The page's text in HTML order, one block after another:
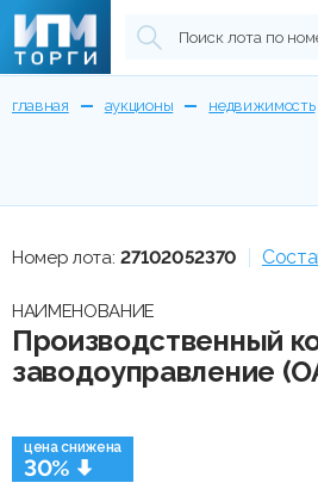
главная аукционы недвижимость
цена снижена
30%
Номер лота: 27102052370
НАИМЕНОВАНИЕ
Производственный
заводоуправление